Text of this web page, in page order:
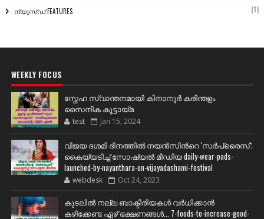
ന്യൂസ്ഡ് FEATURES (1)
WEEKLY FOCUS
സ്നേഹ സ്വാന്തനമായി കിനാനൂർ കരിന്തളം
സൈനിക കൂട്ടായ്മ
test Jan 15, 2024
വിജയ ദശമി ദിനത്തില്‍ നയന്‍സിന്‍റെ 'സര്‍പ്രൈസ്';
കൈയ്യടിച്ച് സോഷ്യല്‍ മീഡിയ daily-wear-pads-
launched-by-nayanthara-on-vijayadashami-festival
webdesk Oct 24, 2023
കുടലിൽ നല്ല ബാക്ടീരിയകൾ വര്‍ധിക്കാന്‍
കഴിക്കേണ്ട ഏഴ് ഭക്ഷണങ്ങള്‍... 7-foods-to-increase-good-